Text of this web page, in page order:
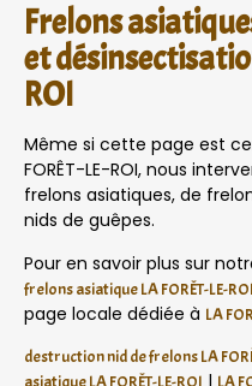
Frelons
et
ROI
Même si cette page est
FORÊT-LE-ROI, nous
frelons asiatiques, de
nids de guêpes.
Pour en savoir plus sur
frelons asiatique LA FORÊT-LE-ROI
page locale dédiée à LA
destruction nid de frelons LA
asiatique LA FORÊT-LE-ROI
LA